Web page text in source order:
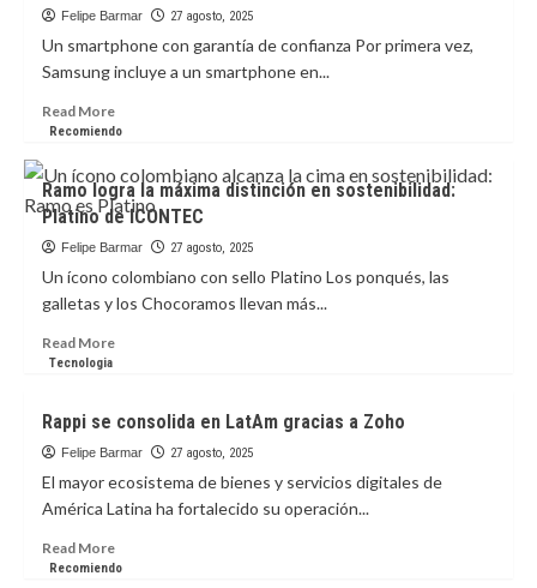
su
cappuccino
caramelo
Felipe Barmar 27 agosto, 2025
Un smartphone con garantía de confianza Por primera vez,
Samsung incluye a un smartphone en...
Read MoreRead
more
Samsung
amplía
su
programa
“Cómpralo
Pruébalo”
Fold7
Recomiendo
Ramo logra la máxima distinción en sostenibilidad:
Platino de ICONTEC
Felipe Barmar 27 agosto, 2025
Un ícono colombiano con sello Platino Los ponqués, las
galletas y los Chocoramos llevan más...
Read MoreRead
logra
la
máxima
distinción
sostenibilidad:
Platino
Tecnologia
Rappi se consolida en LatAm gracias a Zoho
Felipe Barmar 27 agosto, 2025
El mayor ecosistema de bienes y servicios digitales de
América Latina ha fortalecido su operación...
Read MoreRead
more
Recomiendo